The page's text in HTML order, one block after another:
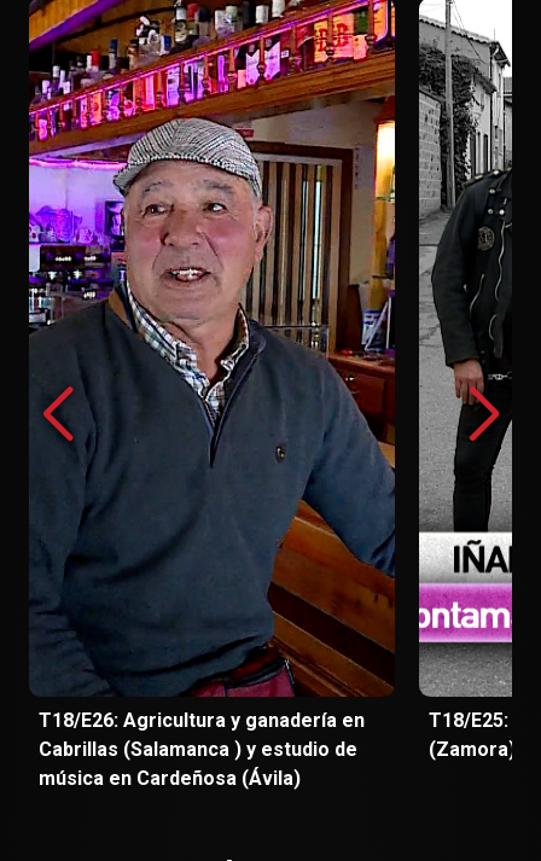
T18/E26: Agricultura y ganadería en
Cabrillas (Salamanca ) y estudio de
música en Cardeñosa (Ávila)
T18/E25:
(Zamora),